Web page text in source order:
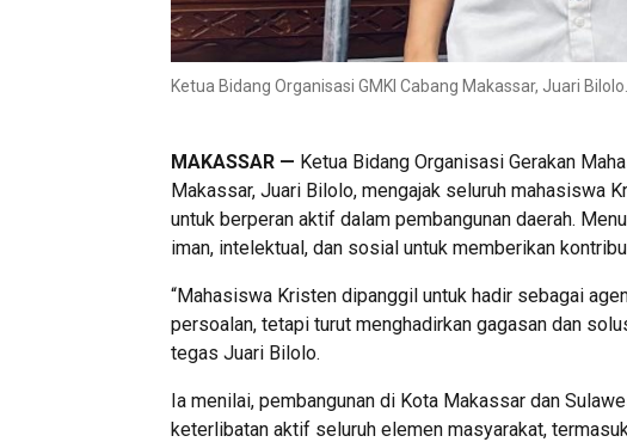
Ketua Bidang Organisasi GMKI Cabang Makassar, Juari
MAKASSAR — Ketua Bidang Organisasi Gerakan
Makassar, Juari Bilolo, mengajak seluruh mahasiswa
untuk berperan aktif dalam pembangunan daerah.
iman, intelektual, dan sosial untuk memberikan
“Mahasiswa Kristen dipanggil untuk hadir sebagai
persoalan, tetapi turut menghadirkan gagasan dan
tegas Juari Bilolo.
Ia menilai, pembangunan di Kota Makassar dan
keterlibatan aktif seluruh elemen masyarakat,